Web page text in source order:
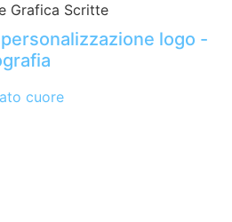
Grafica Scritte
logo -
cuore